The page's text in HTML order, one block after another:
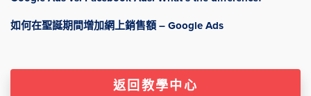
如何在聖誕期間增加網上銷售額 – Google Ads
返回教學中心